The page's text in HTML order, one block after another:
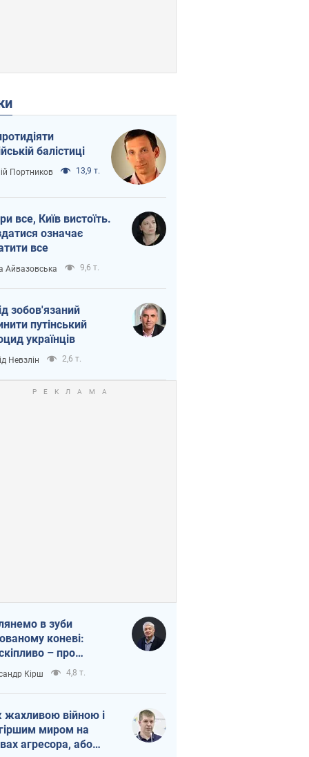
балістиці
Портников 13,9 т.
все, Київ вистоїть.
означає
все
Айвазовська 9,6 т.
зобов'язаний
путінський
українців
Невзлін 2,6 т.
в зуби
коневі:
– про
Україні
Кірш 4,8 т.
жахливою війною і
миром на
агресора, або